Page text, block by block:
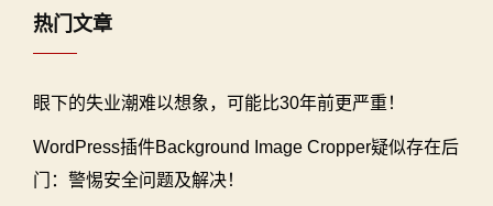
热门文章
眼下的失业潮难以想象，可能比30年前更严重！
WordPress插件Background Image Cropper疑似存在后
门：警惕安全问题及解决！